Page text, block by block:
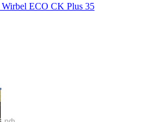
ECO CK Plus 35